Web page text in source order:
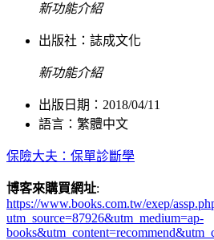
新功能介紹
出版社： 誌成文化
新功能介紹
出版日期：2018/04/11
語言：繁體中文
保險大夫：保單診斷學
博客來購買網址:
https://www.books.com.tw/exep/
utm_source=87926&utm_medium=ap-